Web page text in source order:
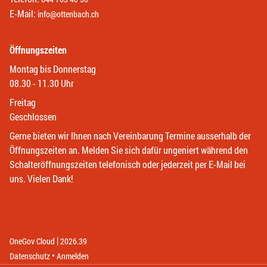
E-Mail: info@ottenbach.ch
Öffnungszeiten
Montag bis Donnerstag
08.30 - 11.30 Uhr
Freitag
Geschlossen
Gerne bieten wir Ihnen nach Vereinbarung Termine ausserhalb der
Öffnungszeiten an. Melden Sie sich dafür ungeniert während den
Schalteröffnungszeiten telefonisch oder jederzeit per E-Mail bei
uns. Vielen Dank!
OneGov Cloud (External Link)
|2026.39
Datenschutz (External Link)
Anmelden